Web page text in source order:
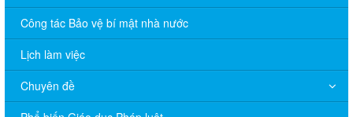
Công tác Bảo vệ bí mật nhà nước
Lịch làm việc
Chuyên đề